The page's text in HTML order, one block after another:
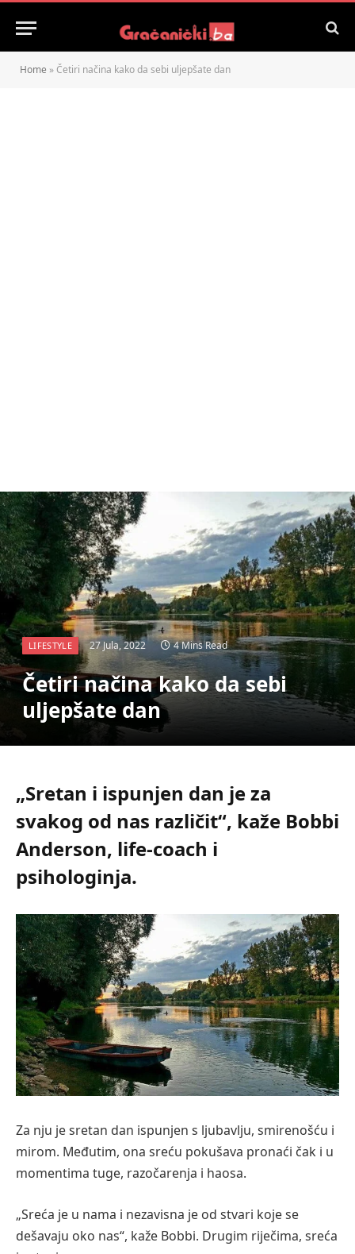
Home » Četiri načina kako da sebi uljepšate dan
LIFESTYLE 27 Jula, 2022 4 Mins Read
Četiri načina kako da sebi
uljepšate dan
„Sretan i ispunjen dan je za
svakog od nas različit“, kaže Bobbi
Anderson, life-coach i
psihologinja.
Za nju je sretan dan ispunjen s ljubavlju, smirenošću i
mirom. Međutim, ona sreću pokušava pronaći čak i u
momentima tuge, razočarenja i haosa.
„Sreća je u nama i nezavisna je od stvari koje se
dešavaju oko nas“, kaže Bobbi. Drugim riječima, sreća